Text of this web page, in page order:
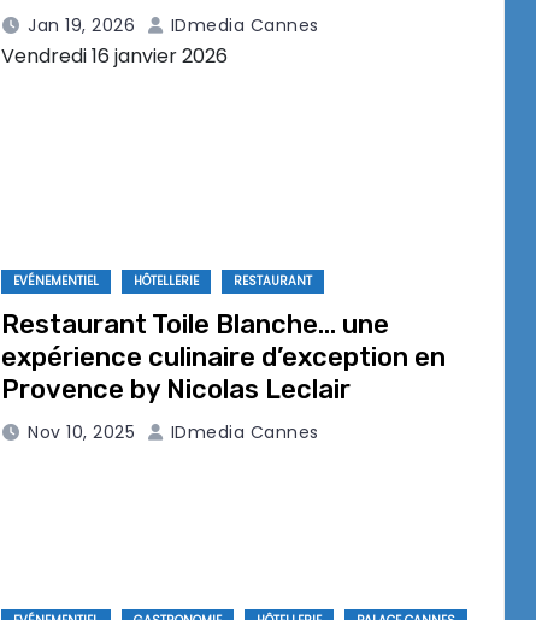
Jan 19, 2026 IDmedia Cannes
Vendredi 16 janvier 2026
EVÉNEMENTIEL HÔTELLERIE RESTAURANT
Restaurant Toile Blanche… une
expérience culinaire d’exception en
Provence by Nicolas Leclair
Nov 10, 2025 IDmedia Cannes